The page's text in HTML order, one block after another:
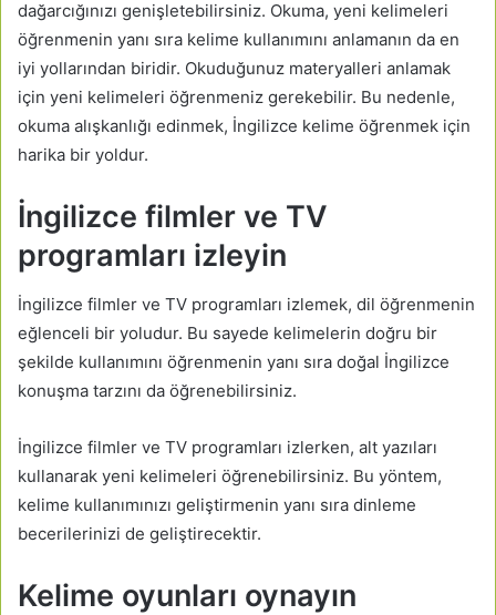
dağarcığınızı genişletebilirsiniz. Okuma, yeni kelimeleri
öğrenmenin yanı sıra kelime kullanımını anlamanın da en
iyi yollarından biridir. Okuduğunuz materyalleri anlamak
için yeni kelimeleri öğrenmeniz gerekebilir. Bu nedenle,
okuma alışkanlığı edinmek, İngilizce kelime öğrenmek için
harika bir yoldur.
İngilizce filmler ve TV
programları izleyin
İngilizce filmler ve TV programları izlemek, dil öğrenmenin
eğlenceli bir yoludur. Bu sayede kelimelerin doğru bir
şekilde kullanımını öğrenmenin yanı sıra doğal İngilizce
konuşma tarzını da öğrenebilirsiniz.
İngilizce filmler ve TV programları izlerken, alt yazıları
kullanarak yeni kelimeleri öğrenebilirsiniz. Bu yöntem,
kelime kullanımınızı geliştirmenin yanı sıra dinleme
becerilerinizi de geliştirecektir.
Kelime oyunları oynayın